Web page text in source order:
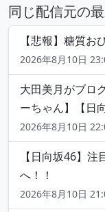
同じ配信元の
【悲報】糖質
2026年8月10日
大田美月がブロ
ーちゃん】【日
2026年8月10日
【日向坂46】
へ！！
2026年8月10日